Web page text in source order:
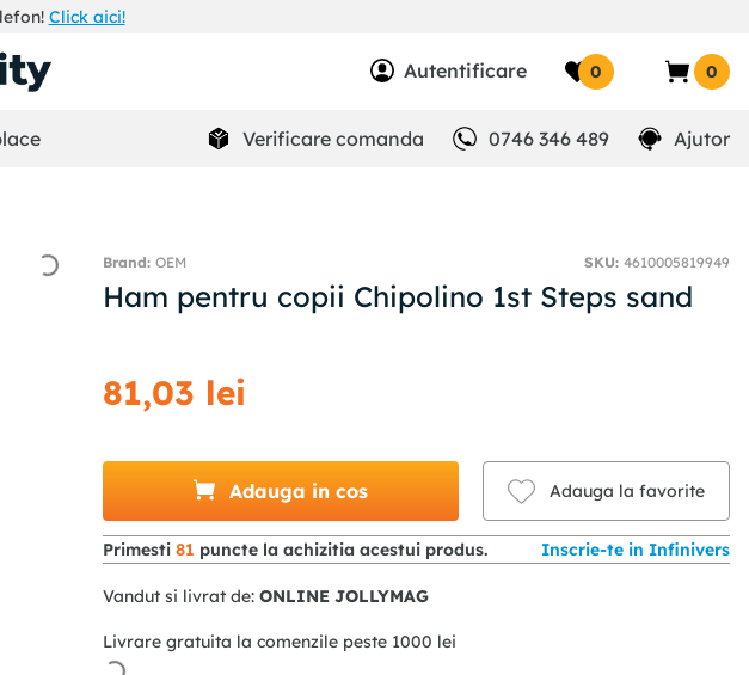
Click aici!
Autentificare 0 0
Verificare comanda 0746 346 489 Ajutor
OEM SKU: 4610005819949
Ham pentru copii Chipolino 1st Steps sand
81,03 lei
Adauga in cos Adauga la favorite
Primesti81 puncte la achizitia acestui produs. Inscrie-te in Infinivers
Vandut si livrat de: ONLINE JOLLYMAG
Livrare gratuita la comenzile peste 1000 lei